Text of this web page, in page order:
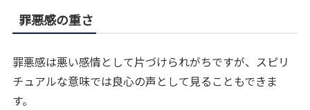
罪悪感の重さ
罪悪感は悪い感情として片づけられがちですが、スピリ
チュアルな意味では良心の声として見ることもできま
す。